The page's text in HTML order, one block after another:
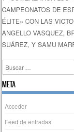
CAMPEONATOS DE
ÉLITE» CON LAS
ANGELLO VASQUEZ,
SUÁREZ, Y SAMU
Buscar
META
Acceder
Feed de entradas